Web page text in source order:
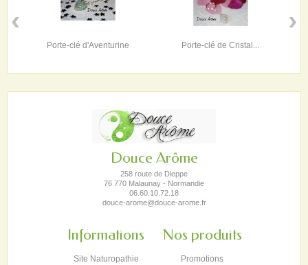
Porte-clé d'Aventurine Porte-clé de Cristal...
‹ ›
Douce Arôme
258 route de Dieppe
76 770 Malaunay - Normandie
06.60.10.72.18
douce-arome@douce-arome.fr
Informations
Site Naturopathie
Nos produits
Promotions